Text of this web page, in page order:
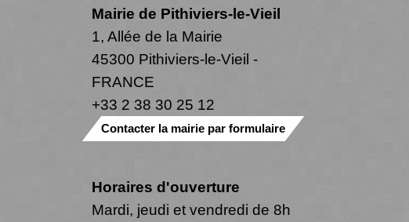
Mairie de Pithiviers-le-Vieil
1, Allée de la Mairie
45300 Pithiviers-le-Vieil -
FRANCE
+33 2 38 30 25 12
Contacter la mairie par formulaire
Horaires d'ouverture
Mardi, jeudi et vendredi de 8h